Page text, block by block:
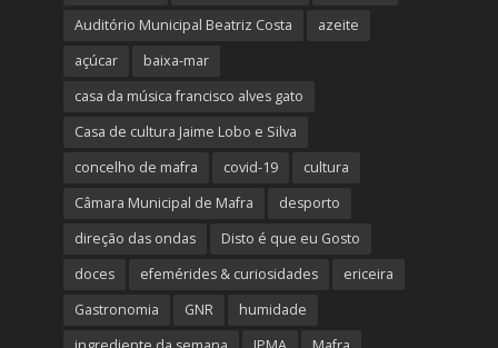
Auditório Municipal Beatriz Costa
azeite
açúcar
baixa-mar
casa da música francisco alves gato
Casa de cultura Jaime Lobo e Silva
concelho de mafra
covid-19
cultura
Câmara Municipal de Mafra
desporto
direção das ondas
Disto é que eu Gosto
doces
efemérides & curiosidades
ericeira
Gastronomia
GNR
humidade